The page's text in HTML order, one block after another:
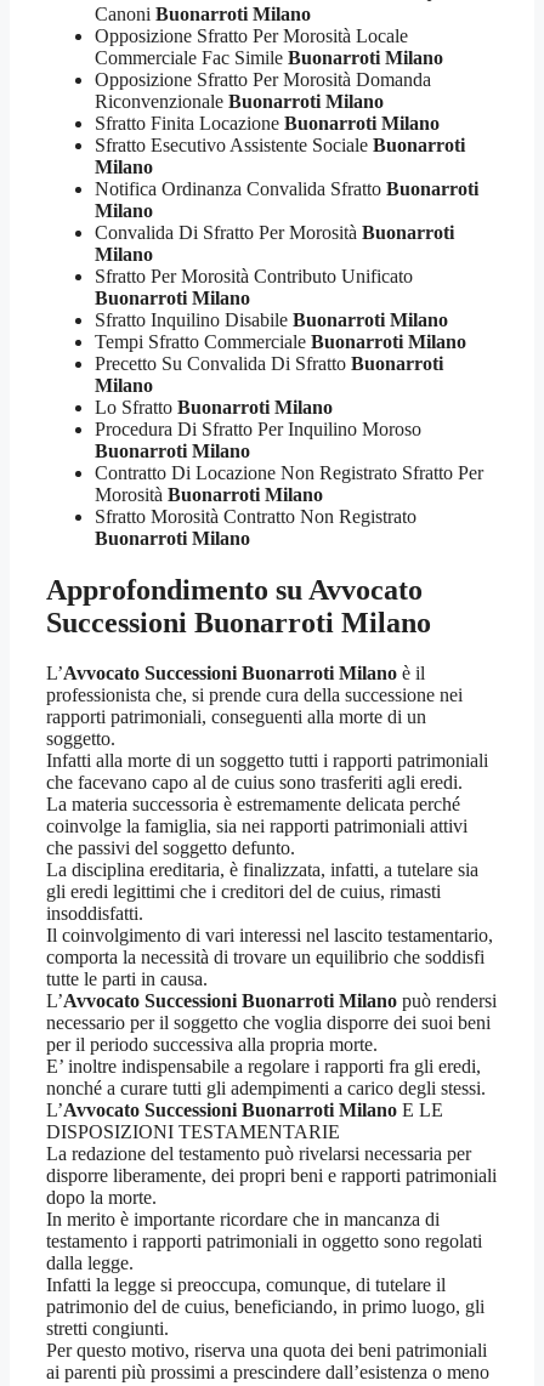
Canoni Buonarroti Milano
Opposizione Sfratto Per Morosità Locale
Commerciale Fac Simile Buonarroti Milano
Opposizione Sfratto Per Morosità Domanda
Riconvenzionale Buonarroti Milano
Sfratto Finita Locazione Buonarroti Milano
Sfratto Esecutivo Assistente Sociale Buonarroti
Milano
Notifica Ordinanza Convalida Sfratto Buonarroti
Milano
Convalida Di Sfratto Per Morosità Buonarroti
Milano
Sfratto Per Morosità Contributo Unificato
Buonarroti Milano
Sfratto Inquilino Disabile Buonarroti Milano
Tempi Sfratto Commerciale Buonarroti Milano
Precetto Su Convalida Di Sfratto Buonarroti
Milano
Lo Sfratto Buonarroti Milano
Procedura Di Sfratto Per Inquilino Moroso
Buonarroti Milano
Contratto Di Locazione Non Registrato Sfratto Per
Morosità Buonarroti Milano
Sfratto Morosità Contratto Non Registrato
Buonarroti Milano
Approfondimento su Avvocato
Successioni Buonarroti Milano
L’Avvocato Successioni Buonarroti Milano è il
professionista che, si prende cura della successione nei
rapporti patrimoniali, conseguenti alla morte di un
soggetto.
Infatti alla morte di un soggetto tutti i rapporti patrimoniali
che facevano capo al de cuius sono trasferiti agli eredi.
La materia successoria è estremamente delicata perché
coinvolge la famiglia, sia nei rapporti patrimoniali attivi
che passivi del soggetto defunto.
La disciplina ereditaria, è finalizzata, infatti, a tutelare sia
gli eredi legittimi che i creditori del de cuius, rimasti
insoddisfatti.
Il coinvolgimento di vari interessi nel lascito testamentario,
comporta la necessità di trovare un equilibrio che soddisfi
tutte le parti in causa.
L’Avvocato Successioni Buonarroti Milano può rendersi
necessario per il soggetto che voglia disporre dei suoi beni
per il periodo successiva alla propria morte.
E’ inoltre indispensabile a regolare i rapporti fra gli eredi,
nonché a curare tutti gli adempimenti a carico degli stessi.
L’Avvocato Successioni Buonarroti Milano E LE
DISPOSIZIONI TESTAMENTARIE
La redazione del testamento può rivelarsi necessaria per
disporre liberamente, dei propri beni e rapporti patrimoniali
dopo la morte.
In merito è importante ricordare che in mancanza di
testamento i rapporti patrimoniali in oggetto sono regolati
dalla legge.
Infatti la legge si preoccupa, comunque, di tutelare il
patrimonio del de cuius, beneficiando, in primo luogo, gli
stretti congiunti.
Per questo motivo, riserva una quota dei beni patrimoniali
ai parenti più prossimi a prescindere dall’esistenza o meno